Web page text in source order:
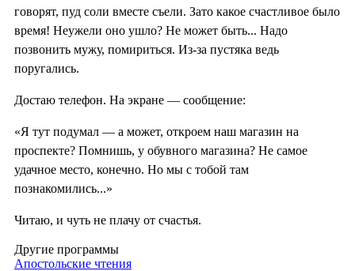
говорят, пуд соли вместе съели. Зато какое счастливое было
время! Неужели оно ушло? Не может быть... Надо
позвонить мужу, помириться. Из-за пустяка ведь
поругались.
Достаю телефон. На экране — сообщение:
«Я тут подумал — а может, откроем наш магазин на
проспекте? Помнишь, у обувного магазина? Не самое
удачное место, конечно. Но мы с тобой там
познакомились...»
Читаю, и чуть не плачу от счастья.
Другие программы
Апостольские чтения